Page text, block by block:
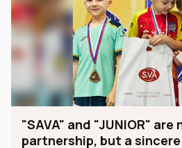
"SAVA" and "JUNIOR"
partnership, but a